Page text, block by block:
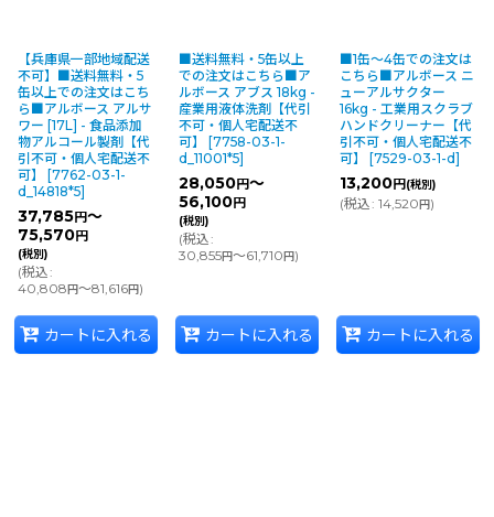
【兵庫県一部地域配送
不可】■送料無料・5
缶以上での注文はこち
ら■アルボース アルサ
ワー [17L] - 食品添加
物アルコール製剤【代
引不可・個人宅配送不
可】
[7762-03-1-
d_14818*5]
37,785円～
75,570円
(税別)
(税込:
40,808円～81,616円)
カートに入れる
■送料無料・5缶以上
での注文はこちら■ア
ルボース アブス 18kg -
産業用液体洗剤【代引
不可・個人宅配送不
可】
[7758-03-1-
d_11001*5]
28,050円～
56,100円
(税別)
(税込:
30,855円～61,710円)
カートに入れる
■1缶〜4缶での注文は
こちら■アルボース ニ
ューアルサクター
16kg - 工業用スクラブ
ハンドクリーナー【代
引不可・個人宅配送不
可】
[7529-03-1-d]
13,200円(税別)
(税込: 14,520円)
カートに入れる